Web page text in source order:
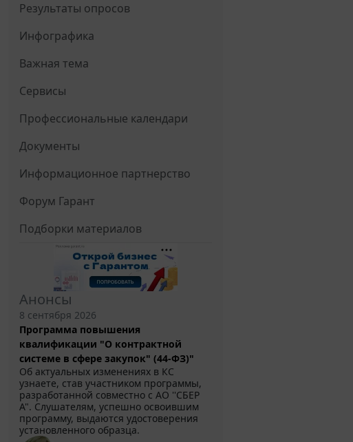
Результаты опросов
Инфографика
Важная тема
Сервисы
Профессиональные календари
Документы
Информационное партнерство
Форум Гарант
Подборки материалов
Анонсы
8 сентября 2026
Программа повышения
квалификации "О контрактной
системе в сфере закупок" (44-ФЗ)"
Об актуальных изменениях в КС
узнаете, став участником программы,
разработанной совместно с АО ''СБЕР
А". Слушателям, успешно освоившим
программу, выдаются удостоверения
установленного образца.